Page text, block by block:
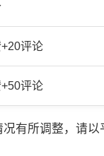
评论
评论
有所调整，请以